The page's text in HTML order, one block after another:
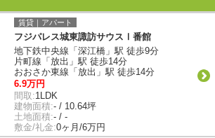
賃貸｜アパート
フジパレス城東諏訪サウスⅠ番館
地下鉄中央線「深江橋」駅 徒歩9分
片町線「放出」駅 徒歩14分
おおさか東線「放出」駅 徒歩14分
6.9万円
間取:1LDK
建物面積:- / 10.64坪
土地面積:- / -
敷金/礼金:0ヶ月/6万円